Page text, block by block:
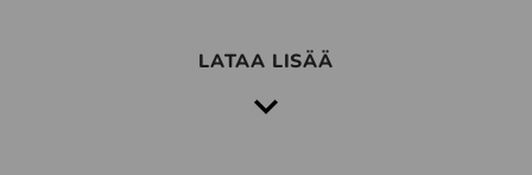
LATAA LISÄÄ